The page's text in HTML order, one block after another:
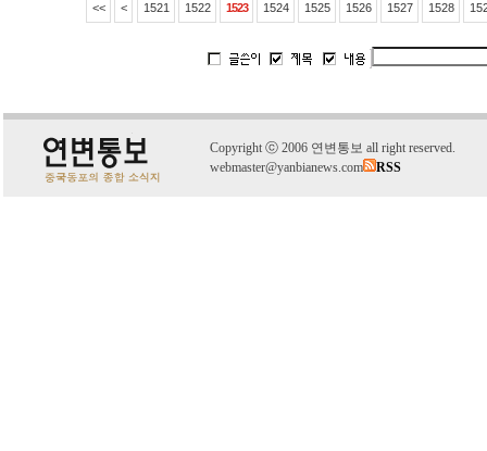
<< < 1521 1522 1523 1524 1525 1526 1527 1528
Copyright ⓒ 2006 연변통보 all right reserved.
webmaster@yanbianews.com
RSS